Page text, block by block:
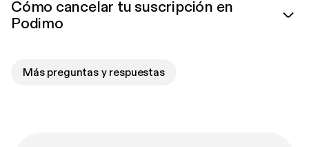
Cómo cancelar tu suscripción en
Podimo
Más preguntas y respuestas